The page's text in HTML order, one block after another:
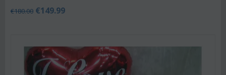
€180.00 €149.99